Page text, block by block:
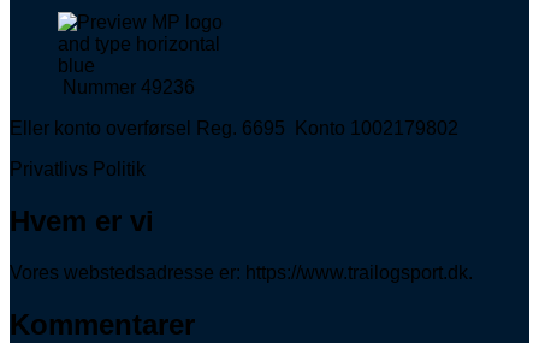
Nummer 49236
Eller konto overførsel Reg. 6695 Konto 1002179802
Privatlivs Politik
Hvem er vi
Vores webstedsadresse er: https://www.trailogsport.dk.
Kommentarer